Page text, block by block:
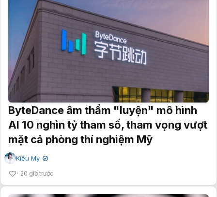
ByteDance âm thầm "luyện" mô hình
AI 10 nghìn tỷ tham số, tham vọng vượt
mặt cả phòng thí nghiệm Mỹ
Kiều My ✔
20 giờ trước